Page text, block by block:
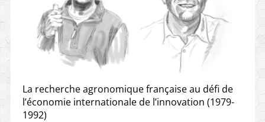
La recherche agronomique française au défi de
l’économie internationale de l’innovation (1979-
1992)